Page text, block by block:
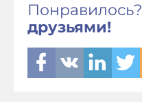
Понравилось?
друзьями!